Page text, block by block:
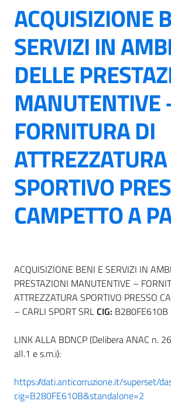
ACQUISIZIONE
SERVIZI IN
DELLE
MANUTENTIVE
FORNITURA DI
ATTREZZATURA
SPORTIVO
CAMPETTO A
ACQUISIZIONE BENI E SERVIZI IN
PRESTAZIONI MANUTENTIVE –
ATTREZZATURA SPORTIVO PRESSO
– CARLI SPORT SRLCIG: B280FE610B
LINK ALLA BDNCP (Delibera ANAC n.
all.1 e s.m.i):
https://dati.anticorruzione.it/superset/
cig=B280FE610B&standalone=2